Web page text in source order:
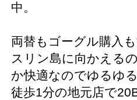
中。
両替もゴーグル購入
スリン島に向かえる
か快適なのでゆるゆ
徒歩1分の地元店で